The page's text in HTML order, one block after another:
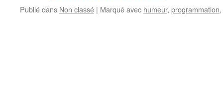
Publié dans Non classé | Marqué avec humeur, programmation,